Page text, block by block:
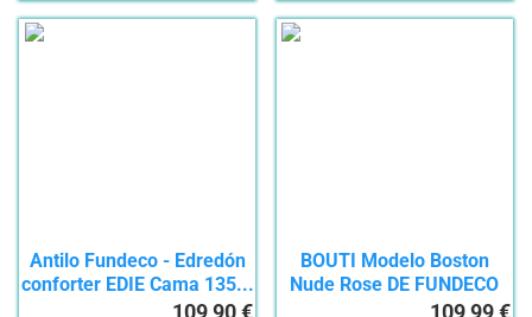
Antilo Fundeco - Edredón
conforter EDIE Cama 135...
109,90 €
BOUTI Modelo Boston
Nude Rose DE FUNDECO
(Cama 150...109,99 €